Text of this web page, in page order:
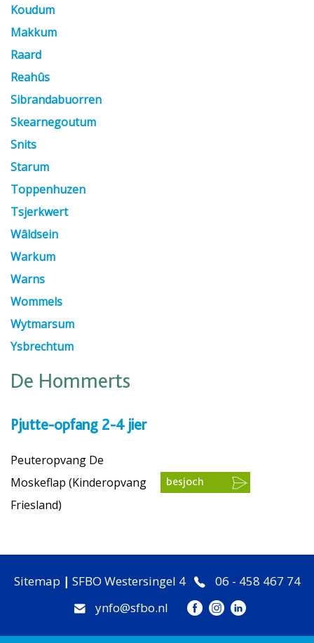
Koudum
Makkum
Raard
Reahûs
Sibrandabuorren
Skearnegoutum
Snits
Starum
Toppenhuzen
Tsjerkwert
Wâldsein
Warkum
Warns
Wommels
Wytmarsum
Ysbrechtum
De Hommerts
Pjutte-opfang 2-4 jier
Peuteropvang De
Moskeflap (Kinderopvang
Friesland)
besjoch
Sitemap | SFBO Westersingel 4
06 - 458 467 74
ynfo@sfbo.nl